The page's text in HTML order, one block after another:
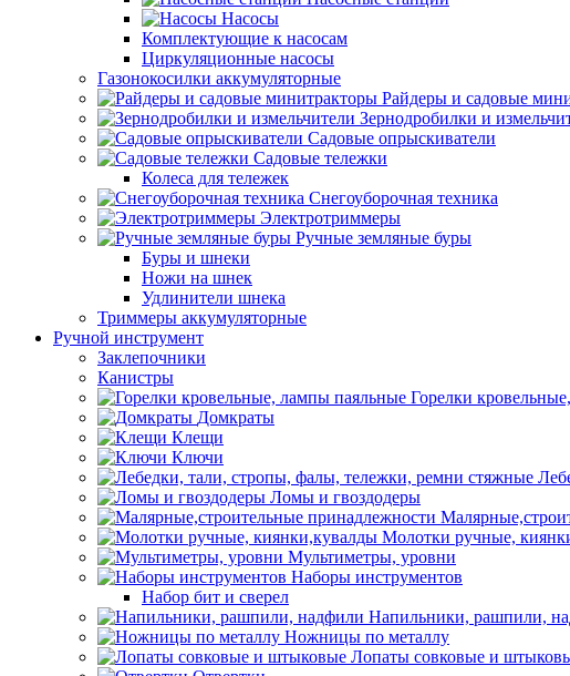
Насосы
Комплектующие к насосам
Циркуляционные насосы
Газонокосилки аккумуляторные
Райдеры и садовые
Зернодробилки и
Садовые опрыскиватели
Садовые тележки
Колеса для тележек
Снегоуборочная техника
Электротриммеры
Ручные земляные буры
Буры и шнеки
Ножи на шнек
Удлинители шнека
Триммеры аккумуляторные
Ручной инструмент
Заклепочники
Канистры
Горелки
Домкраты
Клещи
Ключи
Ломы и гвоздодеры
Молотки ручные,
Мультиметры, уровни
Наборы инструментов
Набор бит и сверел
Напильники, рашпили,
Ножницы по металлу
Лопаты совковые и